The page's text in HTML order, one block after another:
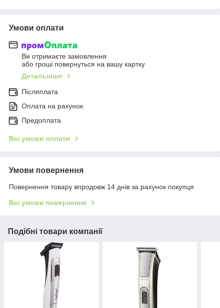
Умови оплати
Ви отримаєте замовлення
або гроші повернуться на вашу картку
Детальніше
Післяплата
Оплата на рахунок
Предоплата
Всі умови оплати
Умови повернення
Повернення товару впродовж 14 днів за рахунок покупця
Всі умови повернення
Подібні товари компанії